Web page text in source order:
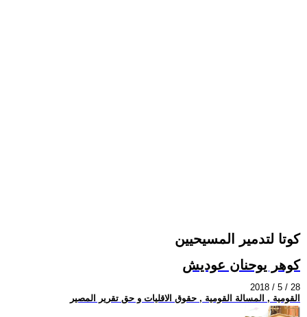
كوتا لتدمير المسيحيين
كوهر يوحنان عوديش
2018 / 5 / 28
القومية , المسالة القومية , حقوق الاقليات و حق تقرير المصير